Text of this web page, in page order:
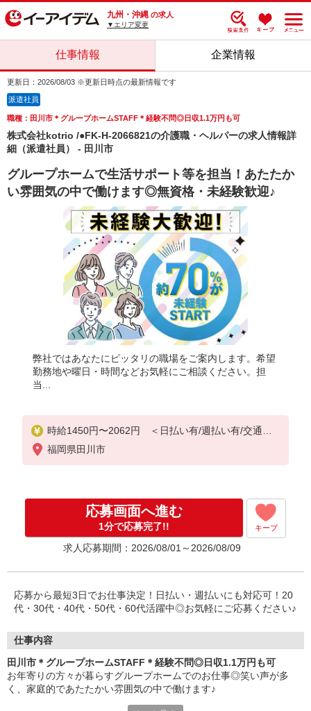
九州・沖縄 の求人
▼エリア変更
仕事情報 企業情報
更新日：2026/08/03 ※更新日時点の最新情報です
派遣社員
職種：田川市＊グループホームSTAFF＊経験不問◎日収1.1万円も可
株式会社kotrio /●FK-H-2066821の介護職・ヘルパーの求人情報詳
細（派遣社員） - 田川市
グループホームで生活サポート等を担当！あたたか
い雰囲気の中で働けます◎無資格・未経験歓迎♪
弊社ではあなたにピッタリの職場をご案内します。希望
勤務地や曜日・時間などお気軽にご相談ください。担
当...
時給1450円〜2062円 ＜日払い有/週払い有/交通費
全支給(ガソリン代含む)＞
福岡県田川市
応募画面へ進む
1分で応募完了!! キープ
求人応募期間：2026/08/01～2026/08/09
応募から最短3日でお仕事決定！日払い・週払いにも対応可！20
代・30代・40代・50代・60代活躍中◎お気軽にご応募ください♪
仕事内容
田川市＊グループホームSTAFF＊経験不問◎日収1.1万円も可
お年寄りの方々が暮らすグループホームでのお仕事◎笑い声が多
く、家庭的であたたかい雰囲気の中で働けます♪